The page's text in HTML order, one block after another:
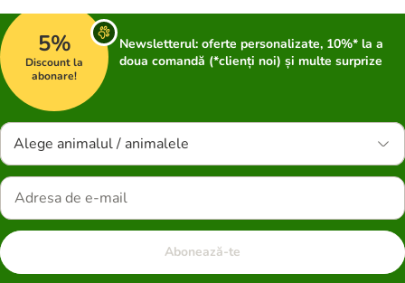
5%
Discount la
abonare!
Newsletterul: oferte personalizate, 10%* la a
doua comandă (*clienți noi) și multe surprize
Alege animalul / animalele
Abonează-te